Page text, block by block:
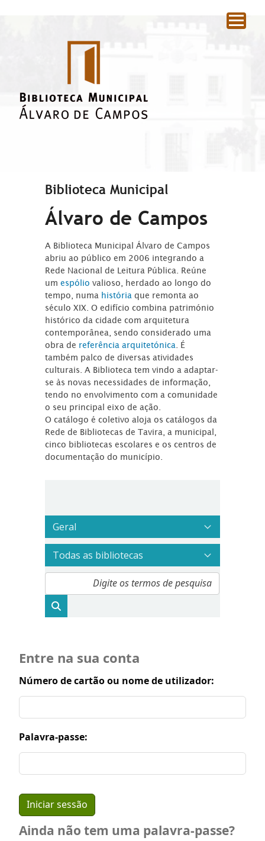
Biblioteca Municipal
Álvaro de Campos
A Biblioteca Municipal Álvaro de Campos
abriu ao público em 2006 integrando a
Rede Nacional de Leitura Pública. Reúne
umespóliovalioso, herdado ao longo do
tempo, numa história que remonta ao
século XIX. O edifício combina património
histórico da cidade com arquitetura
contemporânea, sendo considerado uma
obra de referência arquitetónica . É
também palco de diversas atividades
culturais. A Biblioteca tem vindo a adaptar-
se às novas necessidades de informação,
tendo no envolvimento com a comunidade
o seu principal eixo de ação.
O catálogo é coletivo aloja os catálogos da
Rede de Bibliotecas de Tavira, a municipal,
cinco bibliotecas escolares e os centros de
documentação do município.
Entre na sua conta
Número de cartão ou nome de utilizador:
Palavra-passe:
Ainda não tem uma palavra-passe?